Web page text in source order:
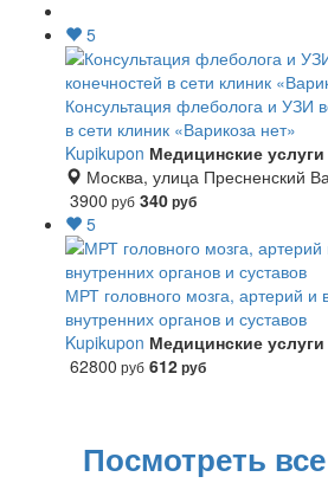
5
Консультация флеболога и УЗИ
в сети клиник «Варикоза нет»
Kupikupon Медицинские услуги
Москва, улица Пресненский
3900 руб 340руб
5
МРТ головного мозга, артерий и
внутренних органов и суставов
Kupikupon Медицинские услуги
62800 руб 612руб
Посмотреть